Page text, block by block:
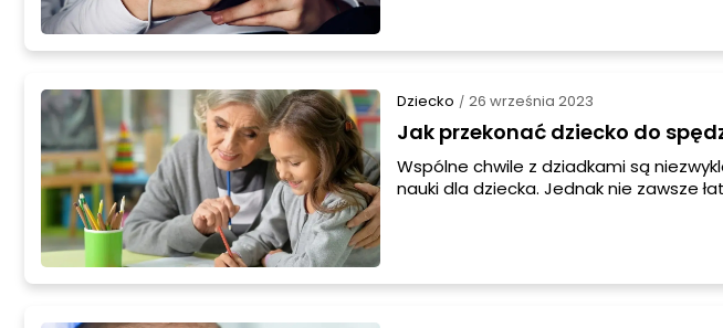
Dziecko / 26 września 2023
Jak przekonać dziecko do
Wspólne chwile z dziadkami są
nauki dla dziecka. Jednak nie zawsze